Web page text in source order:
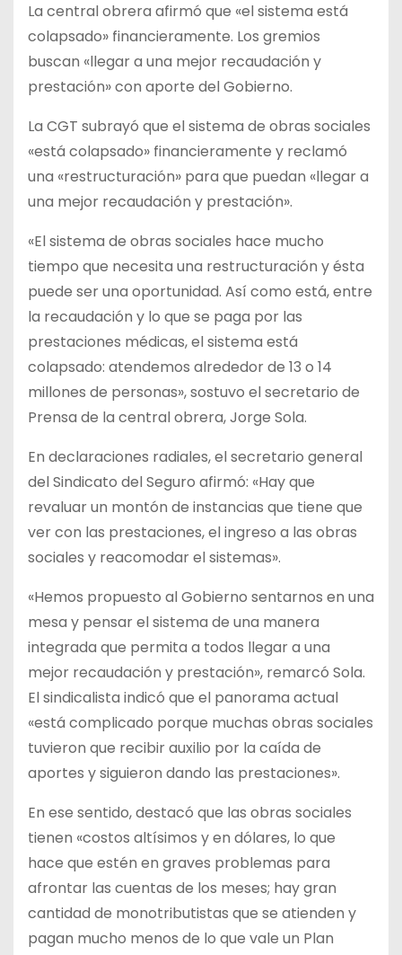
La central obrera afirmó que «el sistema está
colapsado» financieramente. Los gremios
buscan «llegar a una mejor recaudación y
prestación» con aporte del Gobierno.
La CGT subrayó que el sistema de obras sociales
«está colapsado» financieramente y reclamó
una «restructuración» para que puedan «llegar a
una mejor recaudación y prestación».
«El sistema de obras sociales hace mucho
tiempo que necesita una restructuración y ésta
puede ser una oportunidad. Así como está, entre
la recaudación y lo que se paga por las
prestaciones médicas, el sistema está
colapsado: atendemos alrededor de 13 o 14
millones de personas», sostuvo el secretario de
Prensa de la central obrera, Jorge Sola.
En declaraciones radiales, el secretario general
del Sindicato del Seguro afirmó: «Hay que
revaluar un montón de instancias que tiene que
ver con las prestaciones, el ingreso a las obras
sociales y reacomodar el sistemas».
«Hemos propuesto al Gobierno sentarnos en una
mesa y pensar el sistema de una manera
integrada que permita a todos llegar a una
mejor recaudación y prestación», remarcó Sola.
El sindicalista indicó que el panorama actual
«está complicado porque muchas obras sociales
tuvieron que recibir auxilio por la caída de
aportes y siguieron dando las prestaciones».
En ese sentido, destacó que las obras sociales
tienen «costos altísimos y en dólares, lo que
hace que estén en graves problemas para
afrontar las cuentas de los meses; hay gran
cantidad de monotributistas que se atienden y
pagan mucho menos de lo que vale un Plan